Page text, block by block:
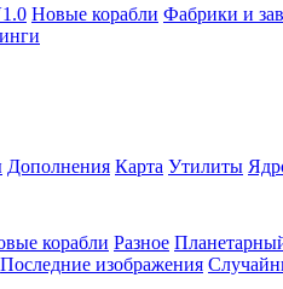
Новые корабли Фабрики и
Дополнения Карта Утилиты
корабли Разное
Последние изображения